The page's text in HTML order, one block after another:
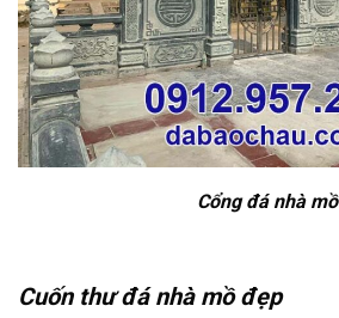
Cổng đá nhà mồ
Cuốn thư đá nhà mồ đẹp